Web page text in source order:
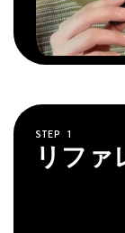
STEP 1
リファ